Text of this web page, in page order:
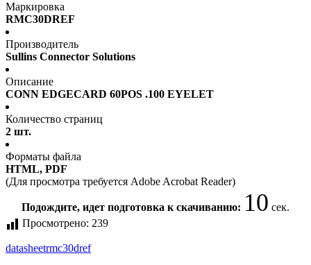
Маркировка
RMC30DREF
Производитель
Sullins Connector Solutions
Описание
CONN EDGECARD 60POS .100 EYELET
Количество страниц
2 шт.
Форматы файла
HTML, PDF
(Для просмотра требуется Adobe Acrobat Reader)
Подождите, идет подготовка к скачиванию:9сек.
Просмотрено: 239
datasheetrmc30dref